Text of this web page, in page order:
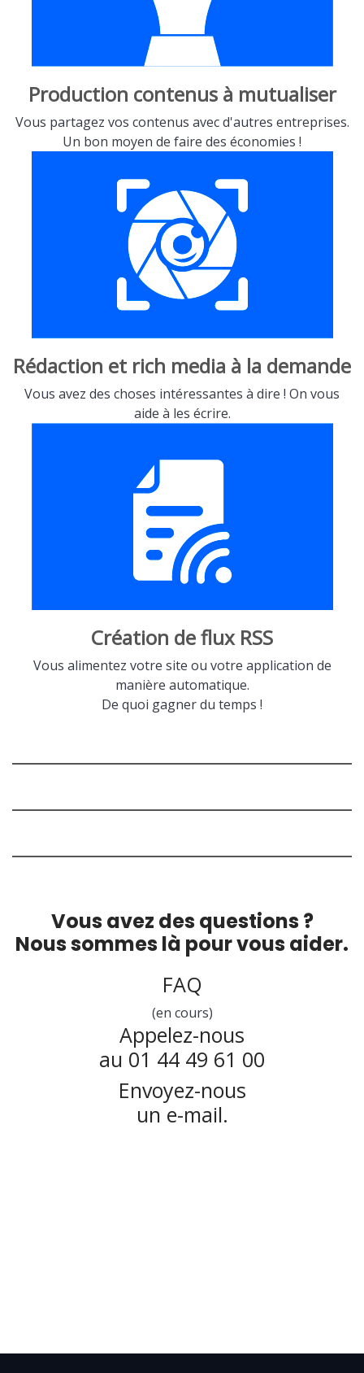
Production contenus à mutualiser
Vous partagez vos contenus avec d'autres entreprises.
Un bon moyen de faire des économies !
Rédaction et rich media à la demande
Vous avez des choses intéressantes à dire ! On vous
aide à les écrire.
Création de flux RSS
Vous alimentez votre site ou votre application de
manière automatique.
De quoi gagner du temps !
Vous avez des questions ?
Nous sommes là pour vous aider.
FAQ
(en cours)
Appelez-nous
au 01 44 49 61 00
Envoyez-nous
un e-mail.